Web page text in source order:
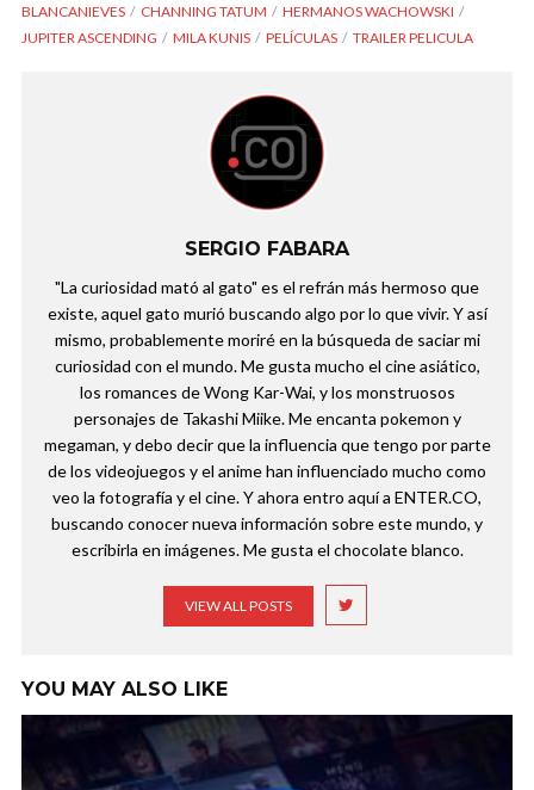
BLANCANIEVES CHANNING TATUM
HERMANOS WACHOWSKI
JUPITER ASCENDING
MILA KUNIS PELÍCULAS TRAILER PELICULA
SERGIO FABARA
"La curiosidad mató al gato" es el refrán más hermoso que
existe, aquel gato murió buscando algo por lo que vivir. Y así
mismo, probablemente moriré en la búsqueda de saciar mi
curiosidad con el mundo. Me gusta mucho el cine asiático,
los romances de Wong Kar-Wai, y los monstruosos
personajes de Takashi Miike. Me encanta pokemon y
megaman, y debo decir que la influencia que tengo por parte
de los videojuegos y el anime han influenciado mucho como
veo la fotografía y el cine. Y ahora entro aquí a ENTER.CO,
buscando conocer nueva información sobre este mundo, y
escribirla en imágenes. Me gusta el chocolate blanco.
VIEW ALL POSTS
YOU MAY ALSO LIKE